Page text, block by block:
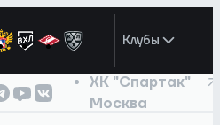
Клубы
ХК "Спартак"
Москва